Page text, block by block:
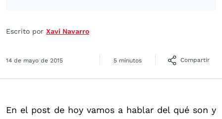
Escrito por Xavi Navarro
14 de mayo de 2015 5 minutos Compartir
En el post de hoy vamos a hablar del qué son y